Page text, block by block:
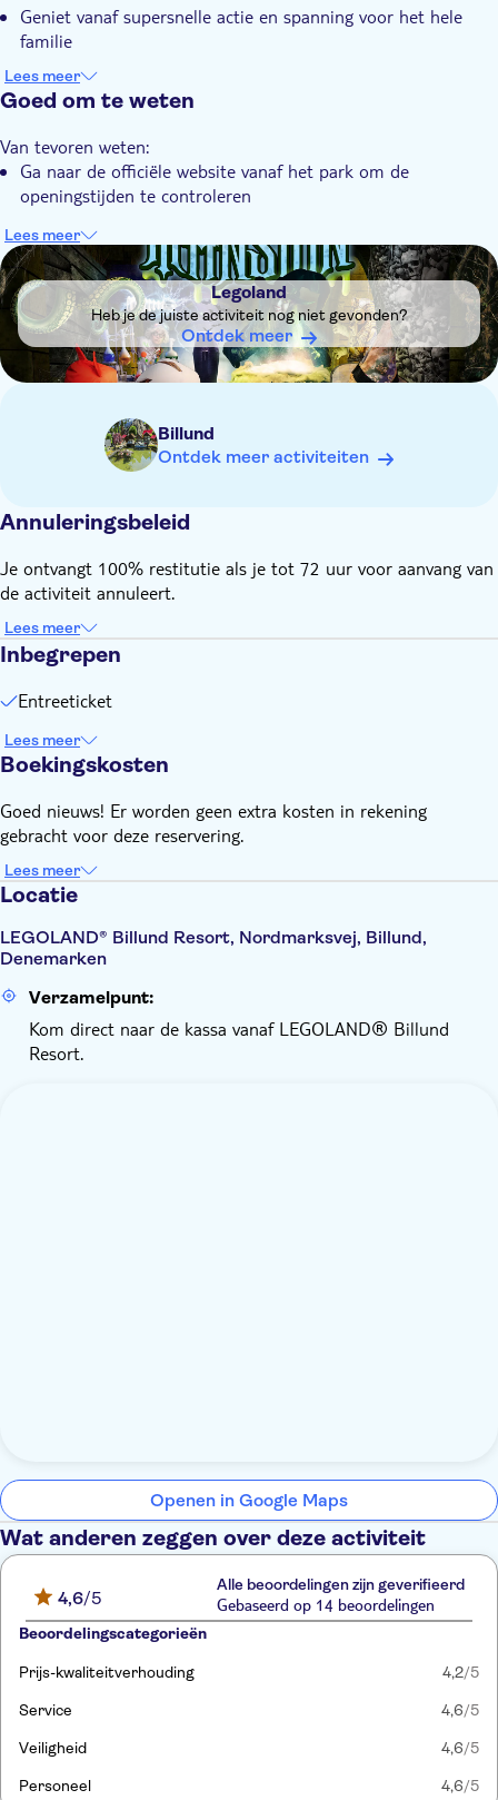
Geniet vanaf supersnelle actie en spanning voor het hele
familie
Er zijn meer dan 50 spannende attracties geschikt voor alle
leeftijden, vanaf rustige attracties tot razendsnelle avonturen
Lees meer
Goed om te weten
Van tevoren weten:
Ga naar de officiële website vanaf het park om de
openingstijden te controleren
Lees meer
DSA1Legoland
Legoland
Heb je de juiste activiteit nog niet gevonden?
Ontdek meer
Billund
Ontdek meer activiteiten
Annuleringsbeleid
Je ontvangt 100% restitutie als je tot 72 uur voor aanvang van
de activiteit annuleert.
Lees meer
Inbegrepen
Entreeticket
Lees meer
Boekingskosten
Goed nieuws! Er worden geen extra kosten in rekening
gebracht voor deze reservering.
Lees meer
Locatie
LEGOLAND® Billund Resort, Nordmarksvej, Billund,
Denemarken
Verzamelpunt:
Kom direct naar de kassa vanaf LEGOLAND® Billund
Resort.
Openen in Google Maps
Wat anderen zeggen over deze activiteit
4,6/5
Alle beoordelingen zijn geverifieerd
Gebaseerd op 14 beoordelingen
Beoordelingscategorieën
Prijs-kwaliteitverhouding 4,2/5
Service 4,6/5
Veiligheid 4,6/5
Personeel 4,6/5